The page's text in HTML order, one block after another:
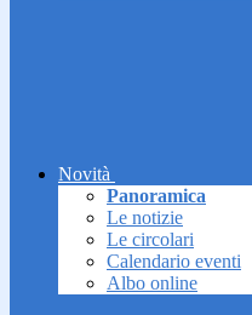
Novità
Panoramica
Le notizie
Le circolari
Calendario eventi
Albo online